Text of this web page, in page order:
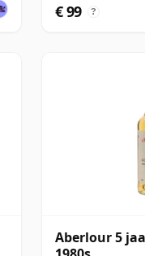
€ 99 ?
Aberlour 5